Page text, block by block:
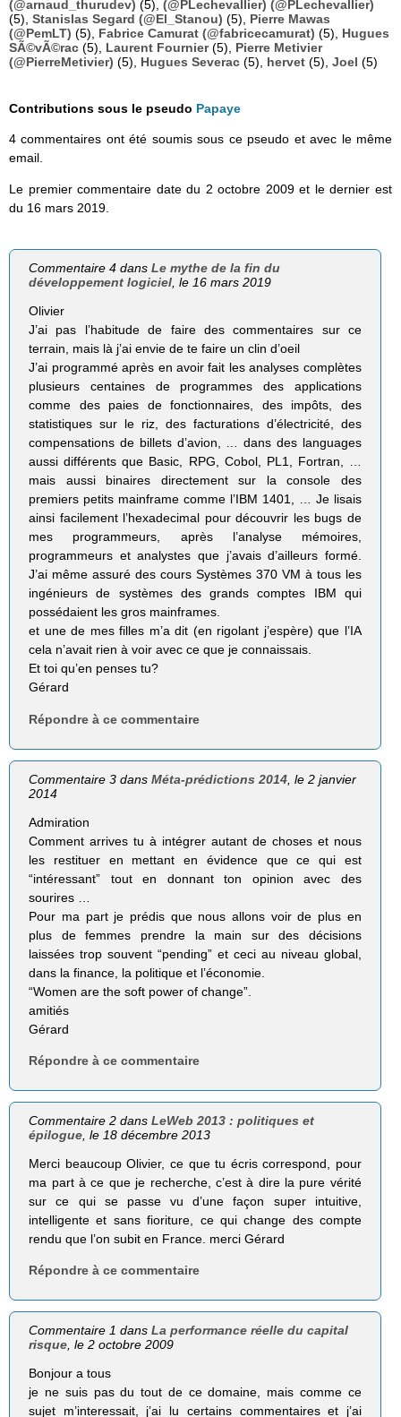
(@arnaud_thurudev) (5), (@PLechevallier) (@PLechevallier)
(5), Stanislas Segard (@El_Stanou) (5), Pierre Mawas
(@PemLT) (5), Fabrice Camurat (@fabricecamurat) (5), Hugues
SÃ©vÃ©rac (5), Laurent Fournier(5), Pierre Metivier
(@PierreMetivier) (5), Hugues Severac (5), hervet (5), Joel (5)
Contributions sous le pseudo Papaye
4 commentaires ont été soumis sous ce pseudo et avec le même
email.
Le premier commentaire date du 2 octobre 2009 et le dernier est
du 16 mars 2019.
Commentaire 4 dansLe mythe de la fin du
développement logiciel, le 16 mars 2019
Olivier
J’ai pas l’habitude de faire des commentaires sur ce
terrain, mais là j’ai envie de te faire un clin d’oeil
J’ai programmé après en avoir fait les analyses complètes
plusieurs centaines de programmes des applications
comme des paies de fonctionnaires, des impôts, des
statistiques sur le riz, des facturations d’électricité, des
compensations de billets d’avion, … dans des languages
aussi différents que Basic, RPG, Cobol, PL1, Fortran, …
mais aussi binaires directement sur la console des
premiers petits mainframe comme l’IBM 1401, … Je lisais
ainsi facilement l’hexadecimal pour découvrir les bugs de
mes programmeurs, après l’analyse mémoires,
programmeurs et analystes que j’avais d’ailleurs formé.
J’ai même assuré des cours Systèmes 370 VM à tous les
ingénieurs de systèmes des grands comptes IBM qui
possédaient les gros mainframes.
et une de mes filles m’a dit (en rigolant j’espère) que l’IA
cela n’avait rien à voir avec ce que je connaissais.
Et toi qu’en penses tu?
Gérard
Répondre à ce commentaire
Commentaire 3 dansMéta-prédictions 2014 , le 2 janvier
2014
Admiration
Comment arrives tu à intégrer autant de choses et nous
les restituer en mettant en évidence que ce qui est
“intéressant” tout en donnant ton opinion avec des
sourires …
Pour ma part je prédis que nous allons voir de plus en
plus de femmes prendre la main sur des décisions
laissées trop souvent “pending” et ceci au niveau global,
dans la finance, la politique et l’économie.
“Women are the soft power of change”.
amitiés
Gérard
Répondre à ce commentaire
Commentaire 2 dansLeWeb 2013 : politiques et
épilogue , le 18 décembre 2013
Merci beaucoup Olivier, ce que tu écris correspond, pour
ma part à ce que je recherche, c’est à dire la pure vérité
sur ce qui se passe vu d’une façon super intuitive,
intelligente et sans fioriture, ce qui change des compte
rendu que l’on subit en France. merci Gérard
Répondre à ce commentaire
Commentaire 1 dansLa performance réelle du capital
risque , le 2 octobre 2009
Bonjour a tous
je ne suis pas du tout de ce domaine, mais comme ce
sujet m’interessait, j’ai lu certains commentaires et j’ai